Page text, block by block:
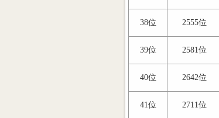
38位 2555位
39位 2581位
40位 2642位
41位 2711位